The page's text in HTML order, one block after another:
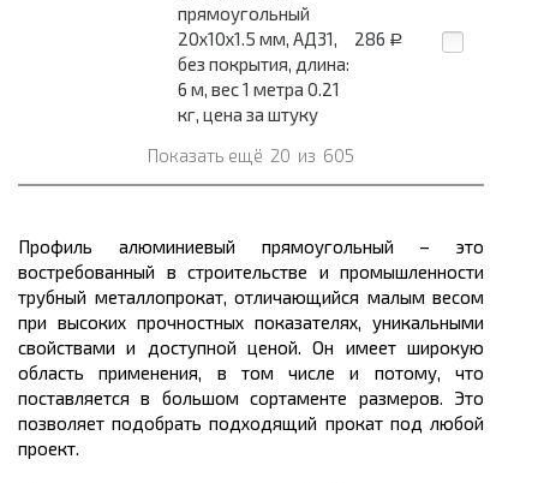
прямоугольный
20x10x1.5 мм, АД31,
без покрытия, длина:
6 м, вес 1 метра 0.21
кг, цена за штуку
286 Р
Показать ещё 20 из 605
Профиль алюминиевый прямоугольный – это
востребованный в строительстве и промышленности
трубный металлопрокат, отличающийся малым весом
при высоких прочностных показателях, уникальными
свойствами и доступной ценой. Он имеет широкую
область применения, в том числе и потому, что
поставляется в большомсортаменте размеров. Это
позволяет подобрать подходящий прокат под любой
проект.